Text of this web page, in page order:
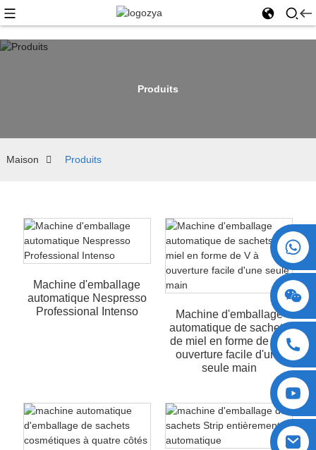
+86 15730993174
Produits
Maison Produits
Machine d'emballage
automatique Nespresso
Professional Intenso
Machine d'emballage
automatique de sachets
de miel en forme de V à
ouverture facile d'une
seule main